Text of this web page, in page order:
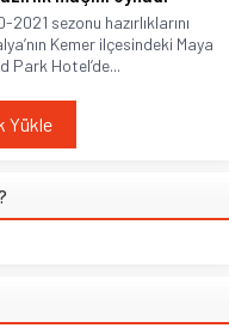
2021 sezonu hazırlıklarını
Kemer ilçesindeki Maya
Park Hotel’de...
Yükle